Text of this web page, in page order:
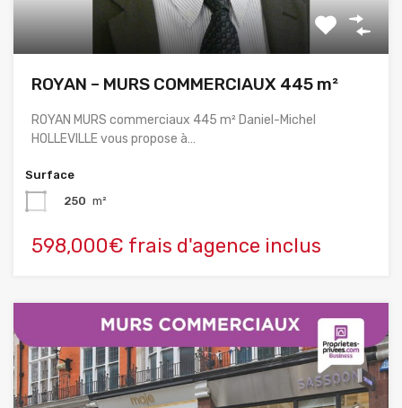
ROYAN – MURS COMMERCIAUX 445 m²
ROYAN MURS commerciaux 445 m² Daniel-Michel
HOLLEVILLE vous propose à…
Surface
250 m²
598,000€ frais d'agence inclus